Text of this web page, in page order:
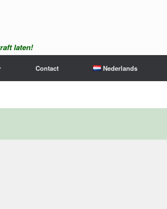
laten!
Contact Nederlands